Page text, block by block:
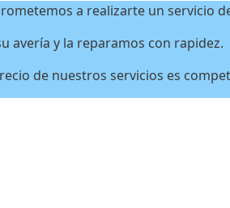
a realizarte un servicio
avería y la reparamos con rapidez.
de nuestros servicios es